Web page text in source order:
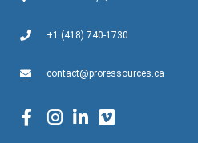
+1 (418) 740-1730
contact@proressources.ca